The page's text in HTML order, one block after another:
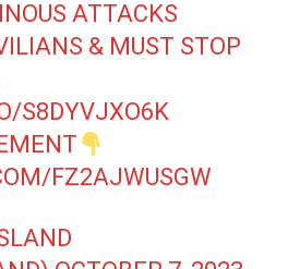
ATTACKS
& MUST STOP
S8DYVJXO6K
FZ2AJWUSGW